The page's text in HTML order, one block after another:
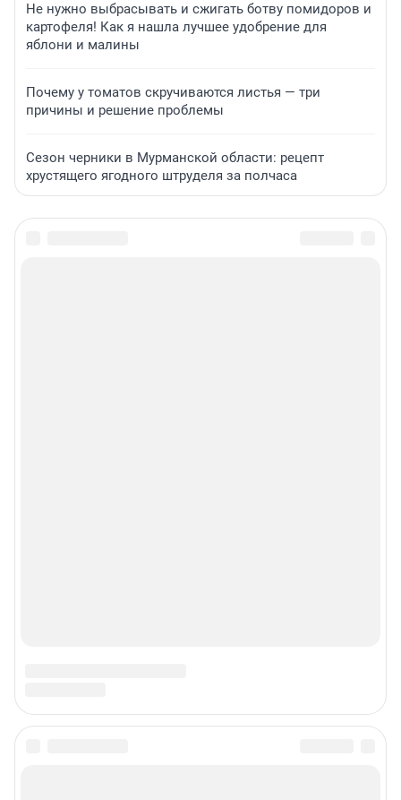
Не нужно выбрасывать и сжигать ботву помидоров и
картофеля! Как я нашла лучшее удобрение для
яблони и малины
Почему у томатов скручиваются листья — три
причины и решение проблемы
Сезон черники в Мурманской области: рецепт
хрустящего ягодного штруделя за полчаса